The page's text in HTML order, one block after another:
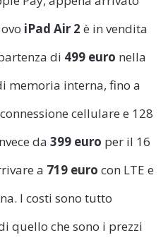
iPad Air 2 è in vendita
di 499 euro nella
memoria interna, fino a
cellulare e 128
da 399 euro per il 16
a 719 euro con LTE e
I costi sono tutto
quello che sono i prezzi